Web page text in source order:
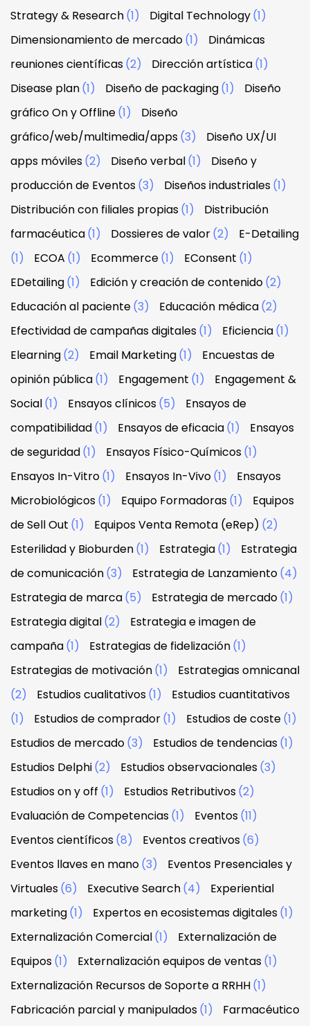
Strategy & Research(1) Digital Technology(1)
Dimensionamiento de mercado(1)
Dinámicas
reuniones científicas(2) Dirección artística(1)
Disease plan(1) Diseño de packaging(1)
Diseño
gráfico On y Offline(1)
Diseño
gráfico/web/multimedia/apps(3)
Diseño UX/UI
apps móviles(2) Diseño verbal(1)
Diseño y
producción de Eventos(3) Diseños industriales(1)
Distribución con filiales propias(1)
Distribución
farmacéutica(1) Dossieres de valor(2)
E-Detailing
(1)
ECOA (1) Ecommerce(1) EConsent (1)
EDetailing(1) Edición y creación de contenido(2)
Educación al paciente(3) Educación médica(2)
Efectividad de campañas digitales(1) Eficiencia(1)
Elearning(2) Email Marketing(1)
Encuestas de
opinión pública(1) Engagement (1)
Engagement &
Social(1) Ensayos clínicos(5)
Ensayos de
compatibilidad(1) Ensayos de eficacia(1)
Ensayos
de seguridad(1) Ensayos Físico-Químicos(1)
Ensayos In-Vitro(1) Ensayos In-Vivo(1)
Ensayos
Microbiológicos(1) Equipo Formadoras(1)
Equipos
de Sell Out (1) Equipos Venta Remota (eRep) (2)
Esterilidad y Bioburden(1) Estrategia(1)
Estrategia
de comunicación(3) Estrategia de Lanzamiento(4)
Estrategia de marca(5) Estrategia de mercado(1)
Estrategia digital(2)
Estrategia e imagen de
campaña(1) Estrategias de fidelización(1)
Estrategias de motivación(1)
Estrategias omnicanal
(2)
Estudios cualitativos(1)
Estudios cuantitativos
(1)
Estudios de comprador(1) Estudios de coste(1)
Estudios de mercado(3) Estudios de tendencias(1)
Estudios Delphi(2) Estudios observacionales(3)
Estudios on y off (1) Estudios Retributivos(2)
Evaluación de Competencias(1) Eventos(11)
Eventos científicos(8) Eventos creativos(6)
Eventos llaves en mano(3)
Eventos Presenciales y
Virtuales(6) Executive Search(4)
Experiential
marketing(1) Expertos en ecosistemas digitales(1)
Externalización Comercial(1)
Externalización de
Equipos(1) Externalización equipos de ventas(1)
Externalización Recursos de Soporte a RRHH(1)
Fabricación parcial y manipulados(1) Farmacéutico